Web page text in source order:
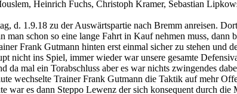
Heinrich Fuchs, Christoph Kramer, Sebastian
d. 1.9.18 zu der Auswärtspartie nach Bremm anreisen.
man schon so eine lange Fahrt in Kauf nehmen muss,
Frank Gutmann hinten erst einmal sicher zu stehen
nicht ins Spiel, immer wieder war unsere gesamte
da mal ein Torabschluss aber es war nichts zwingendes
wechselte Trainer Frank Gutmann die Taktik auf mehr
war es dann Steppo Lewenz der sich konsequent durch